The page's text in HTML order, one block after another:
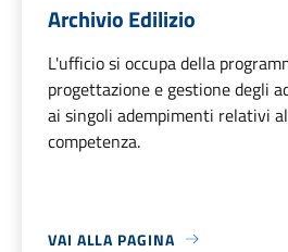
Archivio Edilizio
L'ufficio si occupa della
progettazione e gestione degli
ai singoli adempimenti relativi
competenza.
VAI ALLA PAGINA